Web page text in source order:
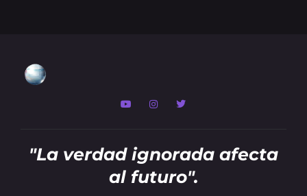
"La verdad ignorada afecta
al futuro".